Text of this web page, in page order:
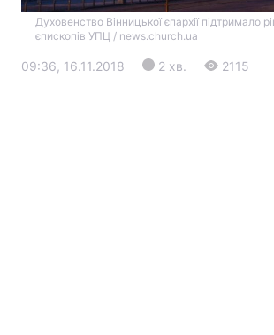
Духовенство Вінницької єпархії підтримало
єпископів УПЦ / news.church.ua
09:36, 16.11.2018 2 хв. 2115